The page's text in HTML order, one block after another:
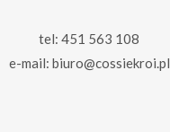
tel: 451 563 108
e-mail: biuro@cossiekroi.pl